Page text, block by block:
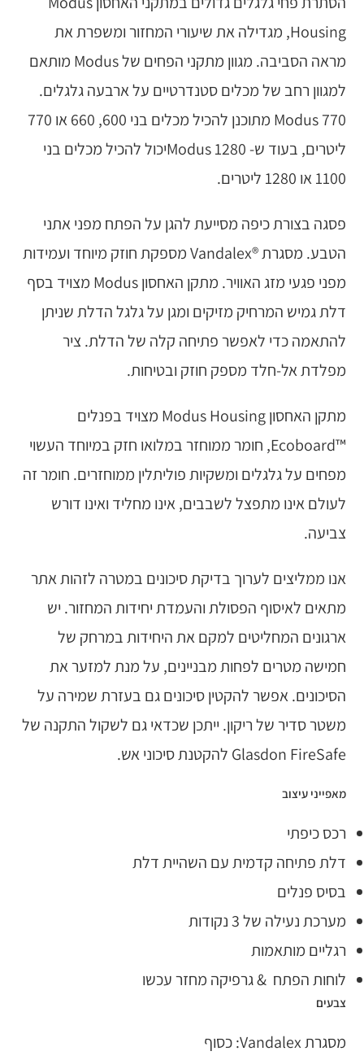
Housing, מגדילה את שיעורי המחזור ומשפרת את
מראה הסביבה. מגוון מתקני הפחים של Modus מותאם
למגוון רחב של מכלים סטנדרטיים על ארבעה גלגלים.
Modus 770 מתוכנן להכיל מכלים בני 600, 660 או 770
ליטרים, בעוד ש- Modus 1280יכול להכיל מכלים בני
1100 או 1280 ליטרים.
פסגה בצורת כיפה מסייעת להגן על הפתח מפני אתני
הטבע. מסגרת ®Vandalex מספקת חוזק מיוחד ועמידות
מפני פגעי מזג האוויר. מתקן האחסון Modus מצויד בסף
דלת גמיש המרחיק מזיקים ומגן על גלגל הדלת שניתן
להתאמה כדי לאפשר פתיחה קלה של הדלת. ציר
מפלדת אל-חלד מספק חוזק ובטיחות.
מתקן האחסון Modus Housing מצויד בפנלים
™Ecoboard, חומר ממוחזר במלואו חזק במיוחד העשוי
מפחים על גלגלים ומשקיות פוליתלין ממוחזרים. חומר זה
לעולם אינו מתפצל לשבבים, אינו מחליד ואינו דורש
צביעה.
אנו ממליצים לערוך בדיקת סיכונים במטרה לזהות אתר
מתאים לאיסוף הפסולת והעמדת יחידות המחזור. יש
ארגונים המחליטים למקם את היחידות במרחק של
חמישה מטרים לפחות מבניינים, על מנת למזער את
הסיכונים. אפשר להקטין סיכונים גם בעזרת שמירה על
משטר סדיר של ריקון. ייתכן שכדאי גם לשקול התקנה של
Glasdon FireSafe להקטנת סיכוני אש.
מאפייני עיצוב
רכס כיפתי
דלת פתיחה קדמית עם השהיית דלת
בסיס פנלים
מערכת נעילה של 3 נקודות
רגליים מותאמות
לוחות הפתח & גרפיקה מחזר עכשו
צבעים
מסגרת Vandalex: כסוף